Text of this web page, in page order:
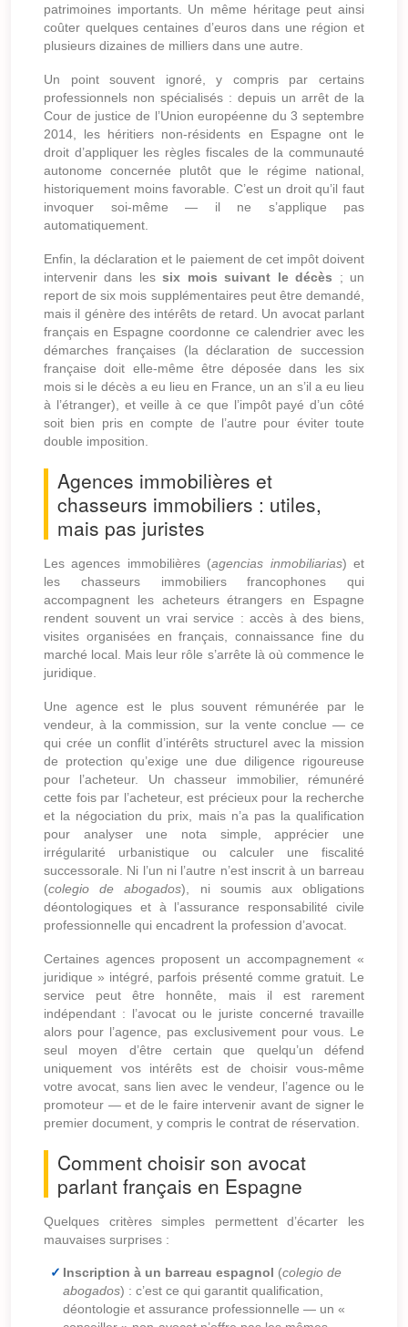
patrimoines importants. Un même héritage peut ainsi
coûter quelques centaines d’euros dans une région et
plusieurs dizaines de milliers dans une autre.
Un point souvent ignoré, y compris par certains
professionnels non spécialisés : depuis un arrêt de la
Cour de justice de l’Union européenne du 3 septembre
2014, les héritiers non-résidents en Espagne ont le
droit d’appliquer les règles fiscales de la communauté
autonome concernée plutôt que le régime national,
historiquement moins favorable. C’est un droit qu’il faut
invoquer soi-même — il ne s’applique pas
automatiquement.
Enfin, la déclaration et le paiement de cet impôt doivent
intervenir dans lessix mois suivant le décès ; un
report de six mois supplémentaires peut être demandé,
mais il génère des intérêts de retard. Un avocat parlant
français en Espagne coordonne ce calendrier avec les
démarches françaises (la déclaration de succession
française doit elle-même être déposée dans les six
mois si le décès a eu lieu en France, un an s’il a eu lieu
à l’étranger), et veille à ce que l’impôt payé d’un côté
soit bien pris en compte de l’autre pour éviter toute
double imposition.
Agences immobilières et
chasseurs immobiliers : utiles,
mais pas juristes
Les agences immobilières (agencias inmobiliarias) et
les chasseurs immobiliers francophones qui
accompagnent les acheteurs étrangers en Espagne
rendent souvent un vrai service : accès à des biens,
visites organisées en français, connaissance fine du
marché local. Mais leur rôle s’arrête là où commence le
juridique.
Une agence est le plus souvent rémunérée par le
vendeur, à la commission, sur la vente conclue — ce
qui crée un conflit d’intérêts structurel avec la mission
de protection qu’exige une due diligence rigoureuse
pour l’acheteur. Un chasseur immobilier, rémunéré
cette fois par l’acheteur, est précieux pour la recherche
et la négociation du prix, mais n’a pas la qualification
pour analyser une nota simple, apprécier une
irrégularité urbanistique ou calculer une fiscalité
successorale. Ni l’un ni l’autre n’est inscrit à un barreau
(colegio de abogados), ni soumis aux obligations
déontologiques et à l’assurance responsabilité civile
professionnelle qui encadrent la profession d’avocat.
Certaines agences proposent un accompagnement «
juridique » intégré, parfois présenté comme gratuit. Le
service peut être honnête, mais il est rarement
indépendant : l’avocat ou le juriste concerné travaille
alors pour l’agence, pas exclusivement pour vous. Le
seul moyen d’être certain que quelqu’un défend
uniquement vos intérêts est de choisir vous-même
votre avocat, sans lien avec le vendeur, l’agence ou le
promoteur — et de le faire intervenir avant de signer le
premier document, y compris le contrat de réservation.
Comment choisir son avocat
parlant français en Espagne
Quelques critères simples permettent d’écarter les
mauvaises surprises :
Inscription à un barreau espagnol (colegio de
abogados) : c’est ce qui garantit qualification,
déontologie et assurance professionnelle — un «